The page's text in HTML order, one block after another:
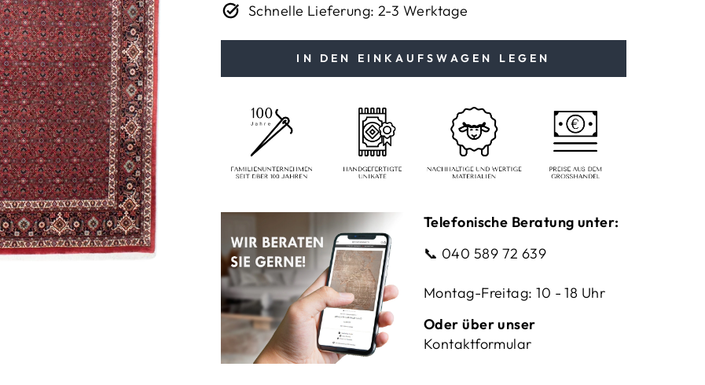
Schnelle Lieferung: 2-3 Werktage
IN DEN EINKAUFSWAGEN LEGEN
Telefonische Beratung unter:
📞 040 589 72 639
Montag-Freitag: 10 - 18 Uhr
Oder über unser
Kontaktformular